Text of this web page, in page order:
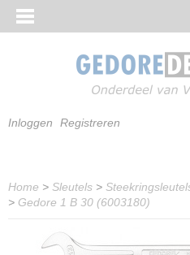
Inloggen Registreren
Home > Sleutels >
> Gedore 1 B 30 (6003180)